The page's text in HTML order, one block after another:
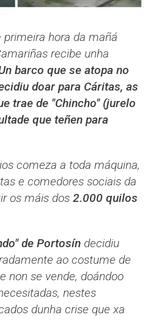
primeira hora da mañá
recibe unha
barco que se atopa no
doar para Cáritas, as
trae de "Chincho" (jurelo
que teñen para
comeza a toda máquina,
e comedores sociais da
os máis dos 2.000 quilos
de Portosín decidiu
ao costume de
non se vende, doándoo
nestes
dunha crise que xa